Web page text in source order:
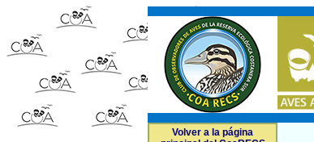
Volver a la página